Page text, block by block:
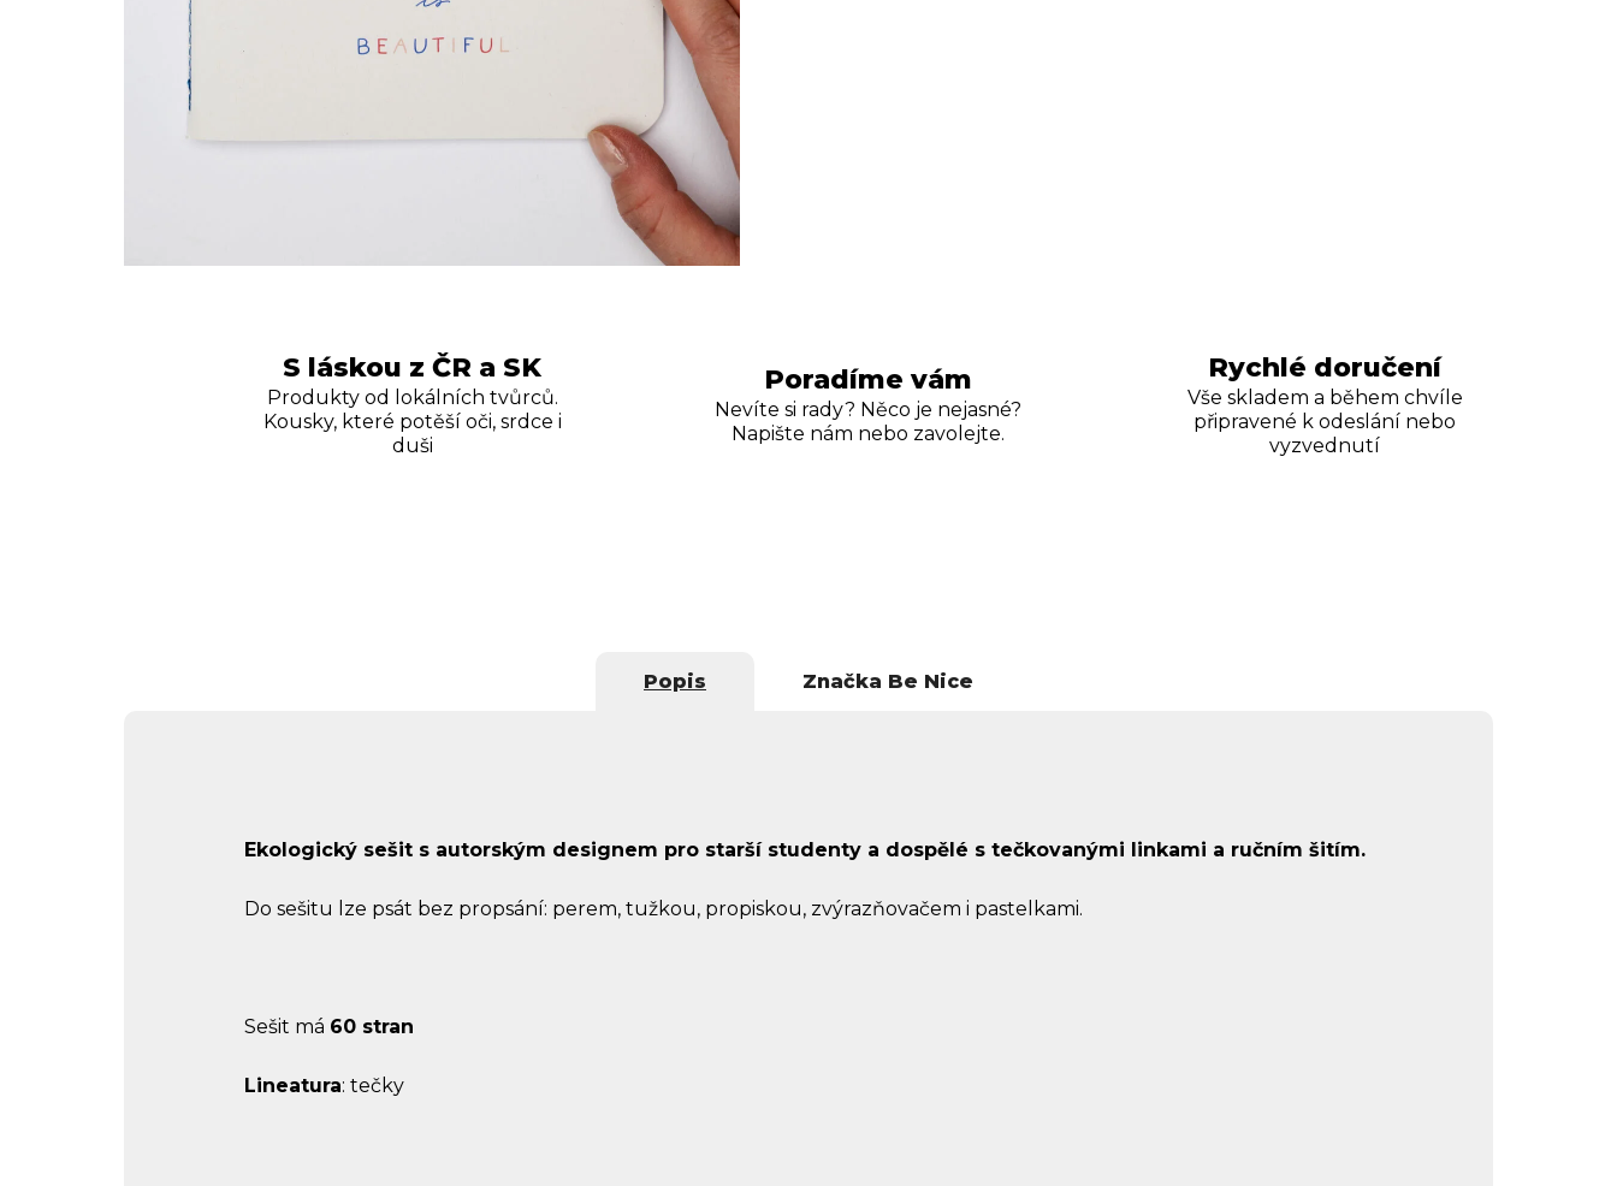
S láskou z ČR a SK
Produkty od lokálních tvůrců.
Kousky, které potěší oči, srdce i
duši
Poradíme vám
Nevíte si rady? Něco je nejasné?
Napište nám nebo zavolejte.
Rychlé doručení
Vše skladem a během chvíle
připravené k odeslání nebo
vyzvednutí
Popis Značka Be Nice
Ekologický sešit s autorským designem pro starší studenty a dospělé s tečkovanými linkami a ručním šitím.
Do sešitu lze psát bez propsání: perem, tužkou, propiskou, zvýrazňovačem i pastelkami.
Sešit má 60 stran
Lineatura: tečky